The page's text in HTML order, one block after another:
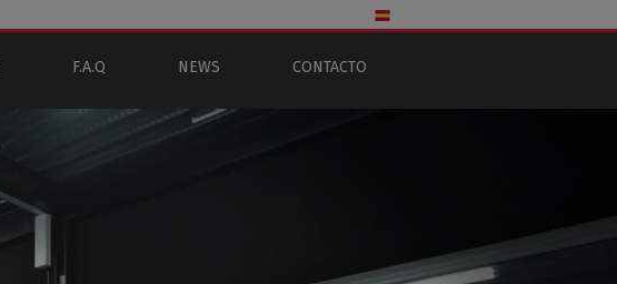
F.A.Q NEWS CONTACTO